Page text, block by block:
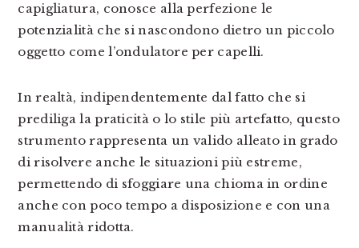
capigliatura, conosce alla perfezione le
potenzialità che si nascondono dietro un piccolo
oggetto come l’ondulatore per capelli.
In realtà, indipendentemente dal fatto che si
prediliga la praticità o lo stile più artefatto, questo
strumento rappresenta un valido alleato in grado
di risolvere anche le situazioni più estreme,
permettendo di sfoggiare una chioma in ordine
anche con poco tempo a disposizione e con una
manualità ridotta.